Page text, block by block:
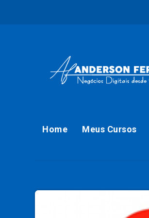
Home Meus Cursos